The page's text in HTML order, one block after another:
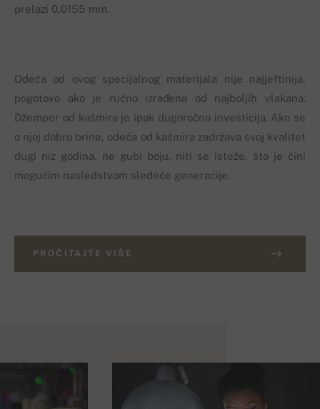
prelazi 0,0155 mm.
Odeća od ovog specijalnog materijala nije najjeftinija,
pogotovo ako je ručno izrađena od najboljih vlakana.
Džemper od kašmira je ipak dugoročna investicija. Ako se
o njoj dobro brine, odeća od kašmira zadržava svoj kvalitet
dugi niz godina, ne gubi boju, niti se isteže, što je čini
mogućim nasledstvom sledeće generacije.
PROČITAJTE VIŠE